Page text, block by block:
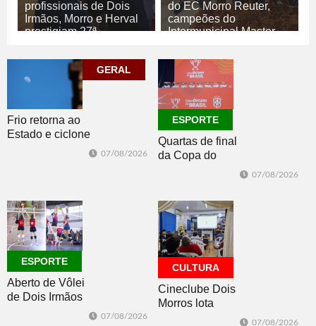
profissionais de Dois
Irmãos, Morro e Herval
prestigiam 27ª
07/08/2026
ECONOMIA
do EC Morro Reuter,
campeões do
Intermunicipal Master
07/08/2026
ESPORTE
GERAL
Frio retorna ao
Estado e ciclone
07/08/2026
ESPORTE
Quartas de final
da Copa do
Brasil 2026: veja
do sorteio
07/08/2026
ESPORTE
Aberto de Vôlei
de Dois Irmãos
07/08/2026
CULTURA
Cineclube Dois
Morros lota
07/08/2026